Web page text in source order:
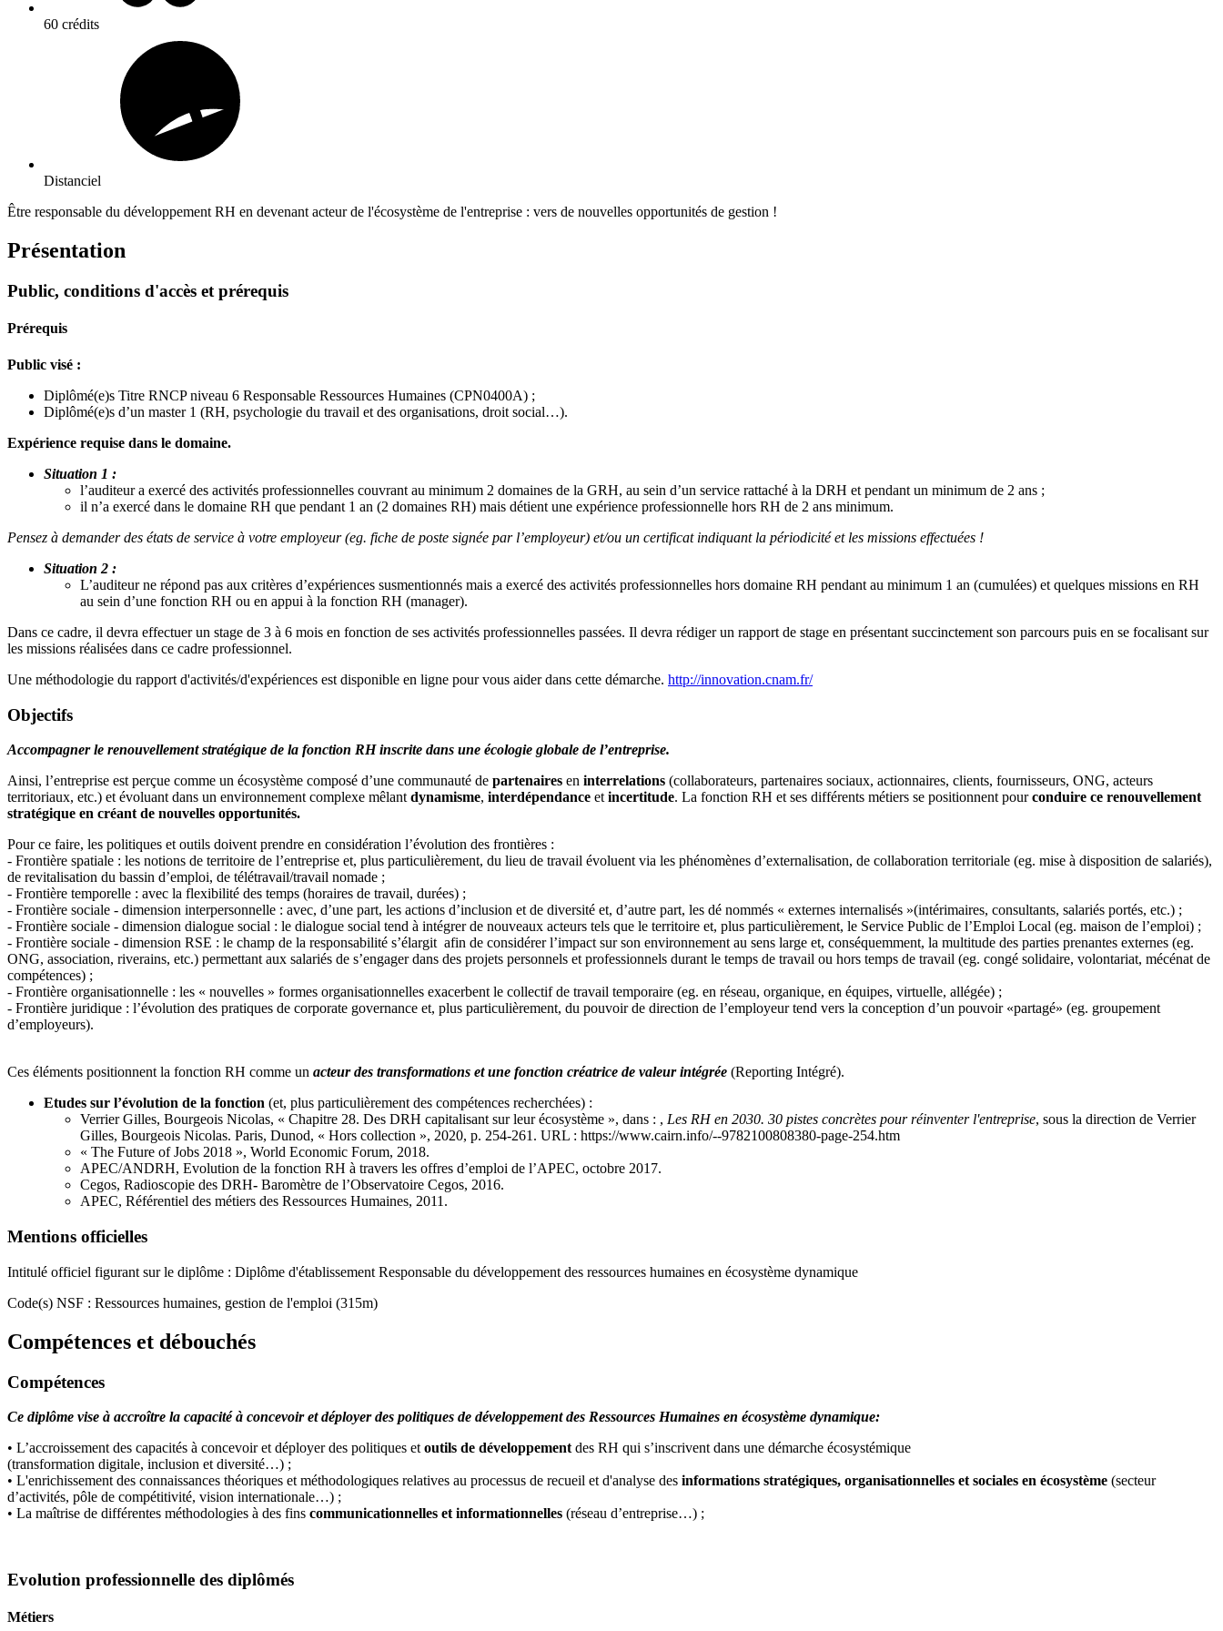
60 crédits
Distanciel
Être responsable du développement RH en devenant acteur de l'écosystème de l'entreprise : vers de nouvelles opportunités de gestion !
Présentation
Public, conditions d'accès et prérequis
Prérequis
Public visé :
Diplômé(e)s Titre RNCP niveau 6 Responsable Ressources Humaines (CPN0400A) ;
Diplômé(e)s d’un master 1 (RH, psychologie du travail et des organisations, droit social…).
Expérience requise dans le domaine.
Situation 1 :
l’auditeur a exercé des activités professionnelles couvrant au minimum 2 domaines de la GRH, au sein d’un service rattaché à la DRH et pendant un minimum de 2 ans ;
il n’a exercé dans le domaine RH que pendant 1 an (2 domaines RH) mais détient une expérience professionnelle hors RH de 2 ans minimum.
Pensez à demander des états de service à votre employeur (eg. fiche de poste signée par l’employeur) et/ou un certificat indiquant la périodicité et les missions effectuées !
Situation 2 :
L’auditeur ne répond pas aux critères d’expériences susmentionnés mais a exercé des activités professionnelles hors domaine RH pendant au minimum 1 an (cumulées) et quelques missions en RH
au sein d’une fonction RH ou en appui à la fonction RH (manager).
Dans ce cadre, il devra effectuer un stage de 3 à 6 mois en fonction de ses activités professionnelles passées. Il devra rédiger un rapport de stage en présentant succinctement son parcours puis en se focalisant sur
les missions réalisées dans ce cadre professionnel.
Une méthodologie du rapport d'activités/d'expériences est disponible en ligne pour vous aider dans cette démarche. http://innovation.cnam.fr/
Objectifs
Accompagner le renouvellement stratégique de la fonction RH inscrite dans une écologie globale de l’entreprise.
Ainsi, l’entreprise est perçue comme un écosystème composé d’une communauté de partenaires en interrelations (collaborateurs, partenaires sociaux, actionnaires, clients, fournisseurs, ONG, acteurs
territoriaux, etc.) et évoluant dans un environnement complexe mêlantdynamisme, interdépendance etincertitude. La fonction RH et ses différents métiers se positionnent pourconduire ce renouvellement
stratégique en créant de nouvelles opportunités.
Pour ce faire, les politiques et outils doivent prendre en considération l’évolution des frontières :
- Frontière spatiale : les notions de territoire de l’entreprise et, plus particulièrement, du lieu de travail évoluent via les phénomènes d’externalisation, de collaboration territoriale (eg. mise à disposition de salariés),
de revitalisation du bassin d’emploi, de télétravail/travail nomade ;
- Frontière temporelle : avec la flexibilité des temps (horaires de travail, durées) ;
- Frontière sociale - dimension interpersonnelle : avec, d’une part, les actions d’inclusion et de diversité et, d’autre part, les dé nommés « externes internalisés »(intérimaires, consultants, salariés portés, etc.) ;
- Frontière sociale - dimension dialogue social : le dialogue social tend à intégrer de nouveaux acteurs tels que le territoire et, plus particulièrement, le Service Public de l’Emploi Local (eg. maison de l’emploi) ;
- Frontière sociale - dimension RSE : le champ de la responsabilité s’élargit afin de considérer l’impact sur son environnement au sens large et, conséquemment, la multitude des parties prenantes externes (eg.
ONG, association, riverains, etc.) permettant aux salariés de s’engager dans des projets personnels et professionnels durant le temps de travail ou hors temps de travail (eg. congé solidaire, volontariat, mécénat de
compétences) ;
- Frontière organisationnelle : les « nouvelles » formes organisationnelles exacerbent le collectif de travail temporaire (eg. en réseau, organique, en équipes, virtuelle, allégée) ;
- Frontière juridique : l’évolution des pratiques de corporate governance et, plus particulièrement, du pouvoir de direction de l’employeur tend vers la conception d’un pouvoir «partagé» (eg. groupement
d’employeurs).
Ces éléments positionnent la fonction RH comme un acteur des transformations et une fonction créatrice de valeur intégrée (Reporting Intégré).
Etudes sur l’évolution de la fonction (et, plus particulièrement des compétences recherchées) :
Verrier Gilles, Bourgeois Nicolas, « Chapitre 28. Des DRH capitalisant sur leur écosystème », dans : , Les RH en 2030. 30 pistes concrètes pour réinventer l'entreprise, sous la direction de Verrier
Gilles, Bourgeois Nicolas. Paris, Dunod, « Hors collection », 2020, p. 254-261. URL : https://www.cairn.info/--9782100808380-page-254.htm
« The Future of Jobs 2018 », World Economic Forum, 2018.
APEC/ANDRH, Evolution de la fonction RH à travers les offres d’emploi de l’APEC, octobre 2017.
Cegos, Radioscopie des DRH- Baromètre de l’Observatoire Cegos, 2016.
APEC, Référentiel des métiers des Ressources Humaines, 2011.
Mentions officielles
Intitulé officiel figurant sur le diplôme : Diplôme d'établissement Responsable du développement des ressources humaines en écosystème dynamique
Code(s) NSF : Ressources humaines, gestion de l'emploi (315m)
Compétences et débouchés
Compétences
Ce diplôme vise à accroître la capacité à concevoir et déployer des politiques de développement des Ressources Humaines en écosystème dynamique:
• L’accroissement des capacités à concevoir et déployer des politiques etoutils de développementdes RH qui s’inscrivent dans une démarche écosystémique
(transformation digitale, inclusion et diversité…) ;
• L'enrichissement des connaissances théoriques et méthodologiques relatives au processus de recueil et d'analyse des informations stratégiques, organisationnelles et sociales en écosystème (secteur
d’activités, pôle de compétitivité, vision internationale…) ;
• La maîtrise de différentes méthodologies à des fins communicationnelles et informationnelles (réseau d’entreprise…) ;
Evolution professionnelle des diplômés
Métiers